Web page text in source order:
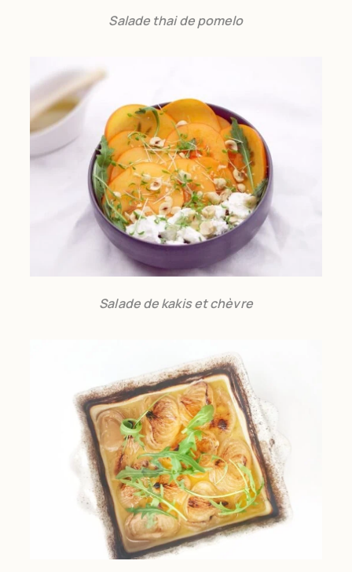
Salade thai de pomelo
Salade de kakis et chèvre